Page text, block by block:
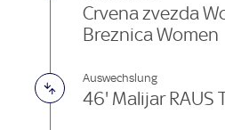
Crvena zvezda
Breznica Women
Auswechslung
46' Malijar RAUS